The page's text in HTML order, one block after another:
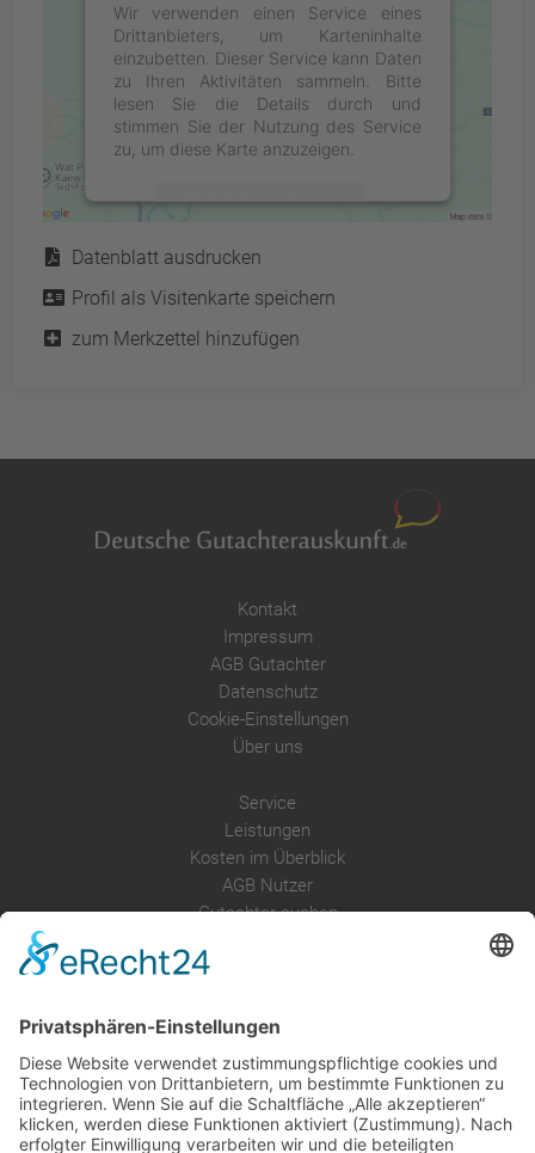
Wir verwenden einen Service eines
Drittanbieters, um Karteninhalte
einzubetten. Dieser Service kann Daten
zu Ihren Aktivitäten sammeln. Bitte
lesen Sie die Details durch und
stimmen Sie der Nutzung des Service
zu, um diese Karte anzuzeigen.
Mehr Informationen
Akzeptieren
powered by Usercentrics Consent
Management Platform
Service
Datenblatt ausdrucken
Profil als Visitenkarte speichern
zum Merkzettel hinzufügen
Kontakt
Impressum
AGB Gutachter
Datenschutz
Cookie-Einstellungen
Über uns
Service
Leistungen
Kosten im Überblick
AGB Nutzer
Gutachter suchen
Anfrage
Presse
Partner: Der DGuSV
als Gutachter eintragen
Infos für Suchende